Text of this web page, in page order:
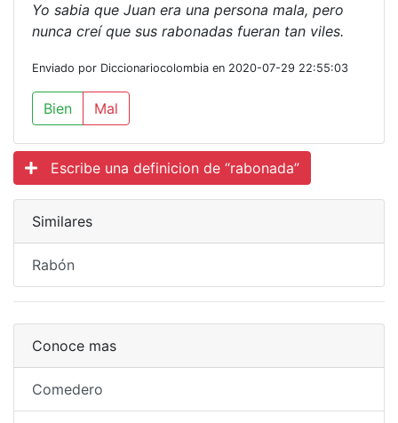
Yo sabia que Juan era una persona mala, pero
nunca creí que sus rabonadas fueran tan viles.
Enviado por Diccionariocolombia en 2020-07-29 22:55:03
Bien Mal
Escribe una definicion de “rabonada”
Similares
Rabón
Conoce mas
Comedero